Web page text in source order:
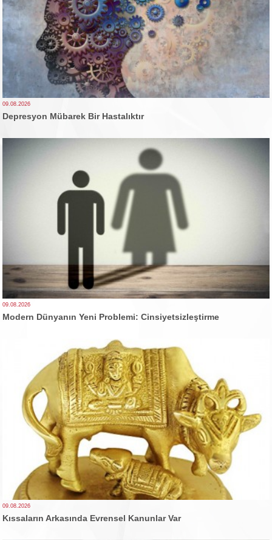
09.08.2026
Depresyon Mübarek Bir Hastalıktır
09.08.2026
Modern Dünyanın Yeni Problemi: Cinsiyetsizleştirme
09.08.2026
Kıssaların Arkasında Evrensel Kanunlar Var